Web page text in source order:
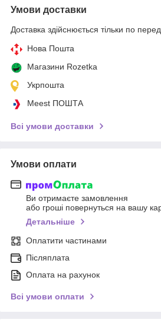
Умови доставки
Доставка здійснюється тільки по
Нова Пошта
Магазини Rozetka
Укрпошта
Meest ПОШТА
Всі умови доставки
Умови оплати
Ви отримаєте замовлення
або гроші повернуться на вашу
Детальніше
Оплатити частинами
Післяплата
Оплата на рахунок
Всі умови оплати